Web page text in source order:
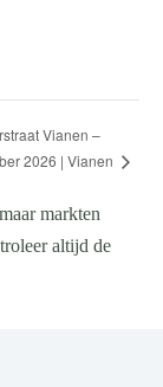
Vianen –
2026 | Vianen
markten
altijd de